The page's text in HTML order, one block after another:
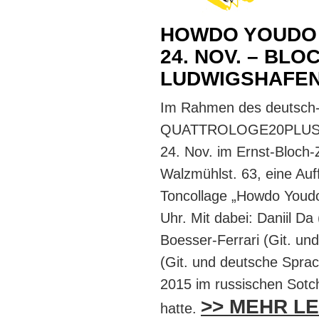
HOWDO
24. NOV. –
Im Rahmen des
24. Nov. im Ernst-
Walzmühlst. 63, eine
Toncollage „Howdo
Uhr. Mit dabei: Daniil
Boesser-Ferrari (Git.
(Git. und deutsche
2015 im russischen
hatte. >> MEHR